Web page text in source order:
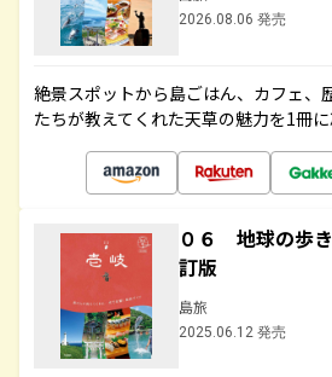
2026.08.06 発売
絶景スポットから島ごはん、カフェ、
たちが教えてくれた天草の魅力を1冊に
０６ 地球の
訂版
島旅
2025.06.12 発売